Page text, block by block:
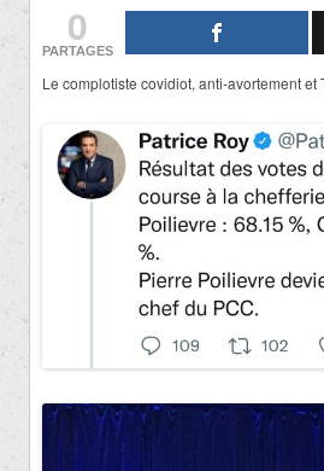
0
PARTAGES
Le complotiste covidiot, anti-avortement et